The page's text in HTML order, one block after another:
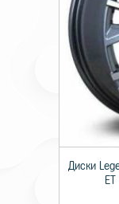
Диски